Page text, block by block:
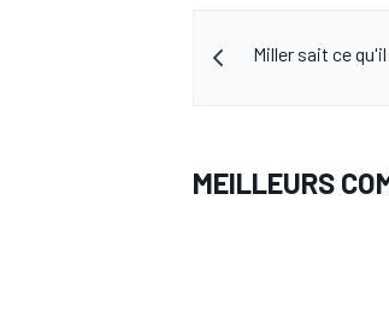
Miller sait ce
MEILLEURS